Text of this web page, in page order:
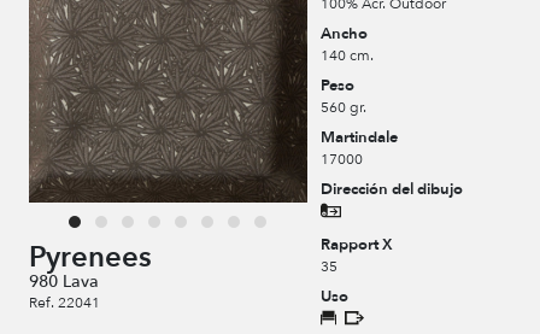
Pyrenees
980 Lava
Ref. 22041
Ancho
140 cm.
Peso
560 gr.
Martindale
17000
Dirección del dibujo
Rapport X
35
Uso